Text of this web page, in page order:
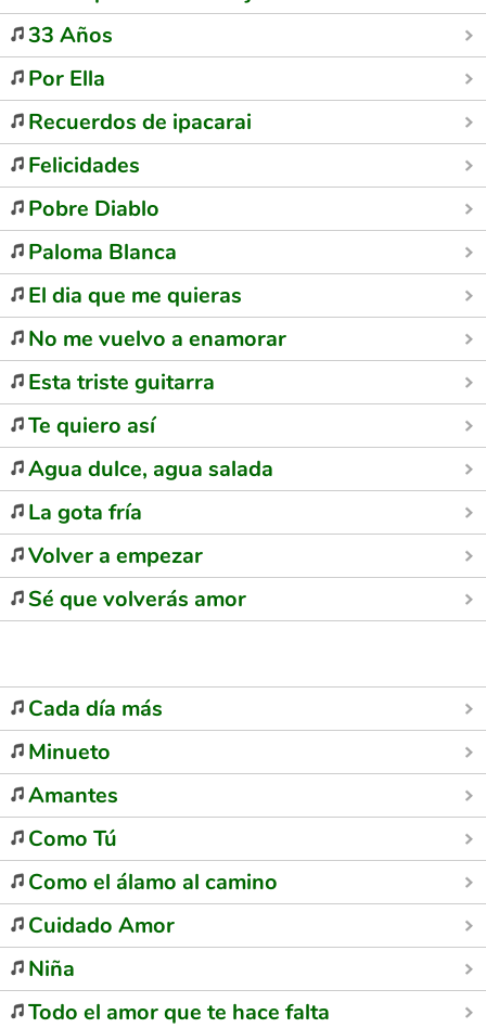
33 Años
Por Ella
Recuerdos de ipacarai
Felicidades
Pobre Diablo
Paloma Blanca
El dia que me quieras
No me vuelvo a enamorar
Esta triste guitarra
Te quiero así
Agua dulce, agua salada
La gota fría
Volver a empezar
Sé que volverás amor
Cada día más
Minueto
Amantes
Como Tú
Como el álamo al camino
Cuidado Amor
Niña
Todo el amor que te hace falta